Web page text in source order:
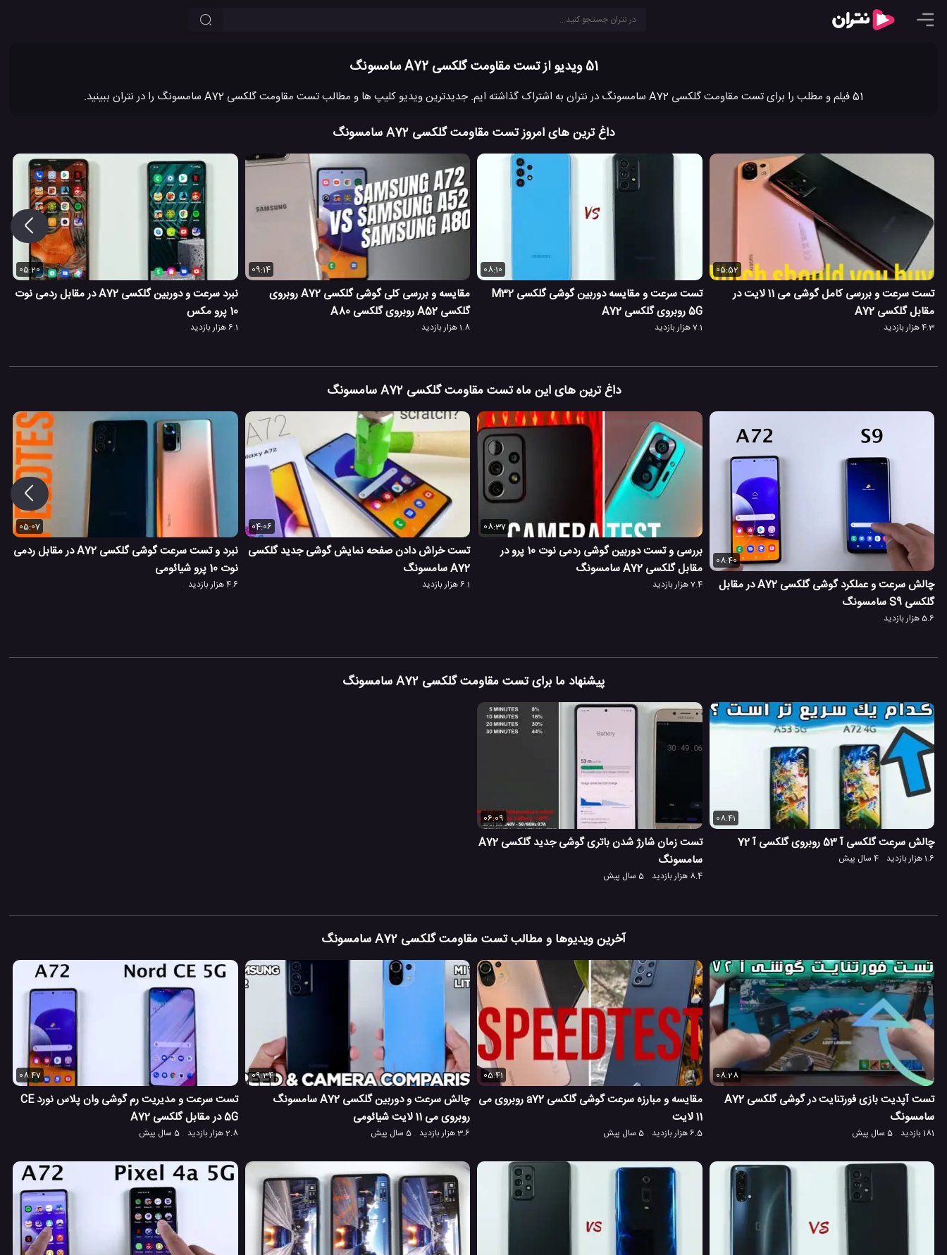
51 ویدیو از تست مقاومت گلکسی A72 سامسونگ
51 فیلم و مطلب را برای تست مقاومت گلکسی A72 سامسونگ در نتران به اشتراک گذاشته ایم. جدیدترین ویدیو کلیپ ها و مطالب تست مقاومت گلکسی A72 سامسونگ را در نتران ببینید.
داغ ترین های امروز تست مقاومت گلکسی A72 سامسونگ
05:52
تست سرعت و بررسی کامل گوشی می 11 لایت در
مقابل گلکسی A72
4.3 هزار بازدید
08:10
تست سرعت و مقایسه دوربین گوشی گلکسی M32
5G روبروی گلکسی A72
7.1 هزار بازدید
09:14
مقایسه و بررسی کلی گوشی گلکسی A72 روبروی
گلکسی A52 روبروی گلکسی A80
1.8 هزار بازدید
05:20
نبرد سرعت و دوربین گلکسی A72 در مقابل ردمی نوت
10 پرو مکس
6.1 هزار بازدید
داغ ترین های این ماه تست مقاومت گلکسی A72 سامسونگ
08:40
چالش سرعت و عملکرد گوشی گلکسی A72 در مقابل
گلکسی S9 سامسونگ
5.6 هزار بازدید
08:37
بررسی و تست دوربین گوشی ردمی نوت 10 پرو در
مقابل گلکسی A72 سامسونگ
7.4 هزار بازدید
04:06
تست خراش دادن صفحه نمایش گوشی جدید گلکسی
A72 سامسونگ
6.1 هزار بازدید
05:07
نبرد و تست سرعت گوشی گلکسی A72 در مقابل ردمی
نوت 10 پرو شیائومی
4.6 هزار بازدید
پیشنهاد ما برای تست مقاومت گلکسی A72 سامسونگ
08:41
چالش سرعت گلکسی آ 53 روبروی گلکسی آ 72
1.6 هزار بازدید 4 سال پیش
06:09
تست زمان شارژ شدن باتری گوشی جدید گلکسی A72
سامسونگ
8.4 هزار بازدید 5 سال پیش
آخرین ویدیوها و مطالب تست مقاومت گلکسی A72 سامسونگ
08:28
تست آپدیت بازی فورتنایت در گوشی گلکسی A72
سامسونگ
181 بازدید 5 سال پیش
05:41
مقایسه و مبارزه سرعت گوشی گلکسی a72 روبروی می
11 لایت
6.5 هزار بازدید 5 سال پیش
09:34
چالش سرعت و دوربین گلکسی A72 سامسونگ
روبروی می 11 لایت شیائومی
3.6 هزار بازدید 5 سال پیش
08:47
تست سرعت و مدیریت رم گوشی وان پلاس نورد CE
5G در مقابل گلکسی A72
2.8 هزار بازدید 5 سال پیش